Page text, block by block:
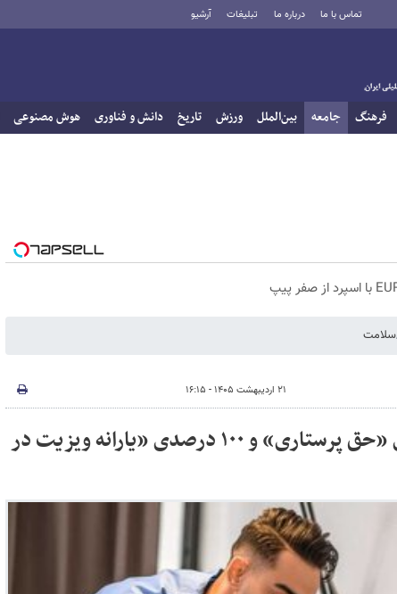
تماس با ما درباره ما تبلیغات آرشیو
فرهنگ جامعه بین‌الملل ورزش تاریخ دانش و فناوری هوش مصنوعی
سلامت
۲۱ اردیبهشت ۱۴۰۵ - ۱۶:۱۵
افزایش تا ۸۰ درصدی «حق پرستاری» و ۱۰۰ درصدی «یارانه ویزیت در